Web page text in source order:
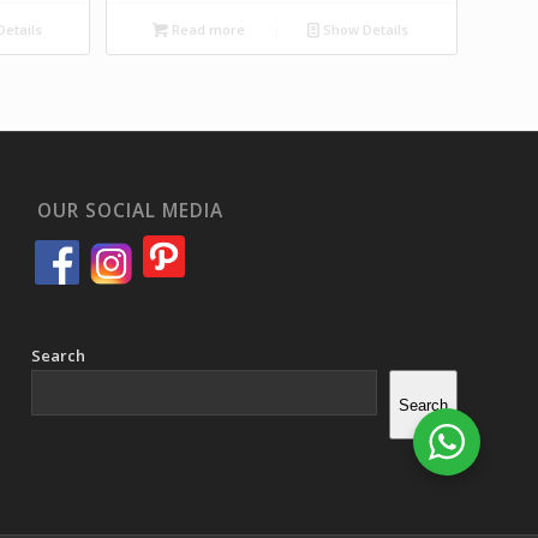
Read more Show Details
OUR SOCIAL MEDIA
Search
Search